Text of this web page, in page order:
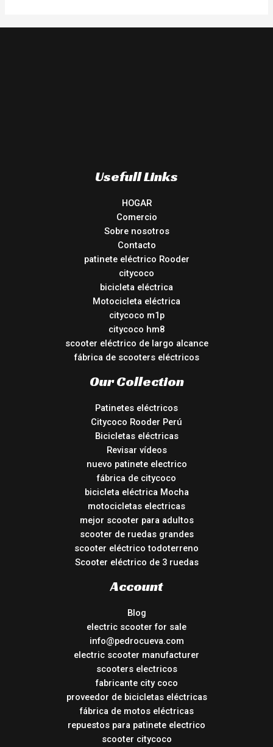
Usefull Links
HOGAR
Comercio
Sobre nosotros
Contacto
patinete eléctrico Rooder
citycoco
bicicleta eléctrica
Motocicleta eléctrica
citycoco m1p
citycoco hm8
scooter eléctrico de largo alcance
fábrica de scooters eléctricos
Our Collection
Patinetes eléctricos
Citycoco Rooder Perú
Bicicletas eléctricas
Revisar vídeos
nuevo patinete electrico
fábrica de citycoco
bicicleta eléctrica Mocha
motocicletas electricas
mejor scooter para adultos
scooter de ruedas grandes
scooter eléctrico todoterreno
Scooter eléctrico de 3 ruedas
Account
Blog
electric scooter for sale
info@pedrocueva.com
electric scooter manufacturer
scooters electricos
fabricante city coco
proveedor de bicicletas eléctricas
fábrica de motos eléctricas
repuestos para patinete electrico
scooter citycoco